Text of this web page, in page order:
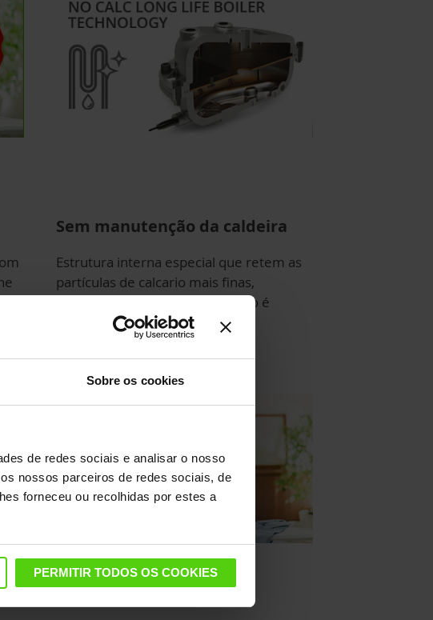
Sobre os cookies
de redes sociais e analisar o nosso
nossos parceiros de redes sociais, de
forneceu ou recolhidas por estes a
PERMITIR TODOS OS COOKIES
Sem manutenção da caldeira
Estrutura interna especial que retem as
partículas de calcario mais finas,
portanto, nenhuma manutenção é
necessaria.